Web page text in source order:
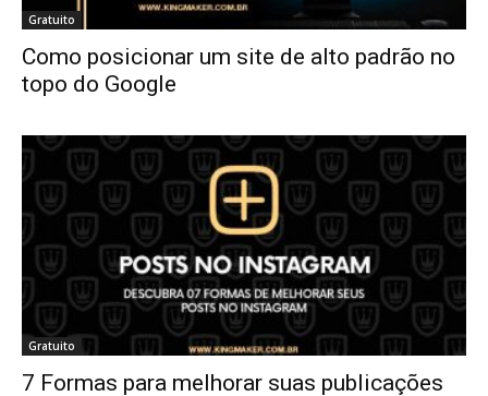
Gratuito
Como posicionar um site de alto padrão no
topo do Google
Gratuito
7 Formas para melhorar suas publicações